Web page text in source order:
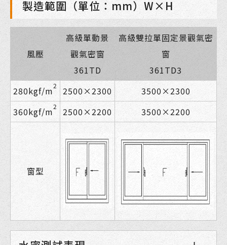
製造範圍（單位：mm）W×H
風壓
高級單動景
觀氣密窗
361TD
高級雙拉單固定景觀氣密
窗
361TD3
280kgf/m2 2500×2300
3500×2300
360kgf/m2 2500×2200 3500×2200
窗型